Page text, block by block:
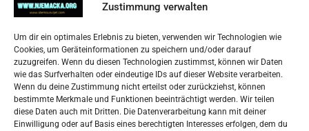
Zustimmung verwalten
Um dir ein optimales Erlebnis zu bieten, verwenden wir Technologien wie
Cookies, um Geräteinformationen zu speichern und/oder darauf
zuzugreifen. Wenn du diesen Technologien zustimmst, können wir Daten
wie das Surfverhalten oder eindeutige IDs auf dieser Website verarbeiten.
Wenn du deine Zustimmung nicht erteilst oder zurückziehst, können
bestimmte Merkmale und Funktionen beeinträchtigt werden. Wir teilen
diese Daten auch mit Dritten. Die Datenverarbeitung kann mit deiner
Einwilligung oder auf Basis eines berechtigten Interesses erfolgen, dem du
Impressum
Datenschutzerklärung
Widerufsbelehrung
Oglašavanje / Postavite svoj oglas
Tko je “Idemo u Svijet – Njemačka?
Pretražite stranicu: